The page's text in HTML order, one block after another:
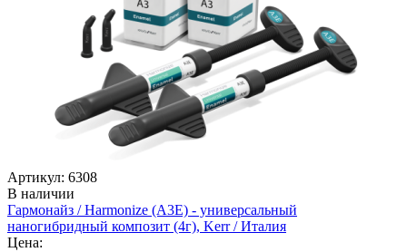
Артикул: 6308
В наличии
Гармонайз / Harmonize (А3Е) - универсальный
наногибридный композит (4г), Kerr / Италия
Цена: